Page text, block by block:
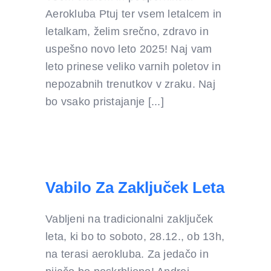
Aerokluba Ptuj ter vsem letalcem in
letalkam, želim srečno, zdravo in
uspešno novo leto 2025! Naj vam
leto prinese veliko varnih poletov in
nepozabnih trenutkov v zraku. Naj
bo vsako pristajanje [...]
Vabilo Za Zaključek Leta
Vabljeni na tradicionalni zaključek
leta, ki bo to soboto, 28.12., ob 13h,
na terasi aerokluba. Za jedačo in